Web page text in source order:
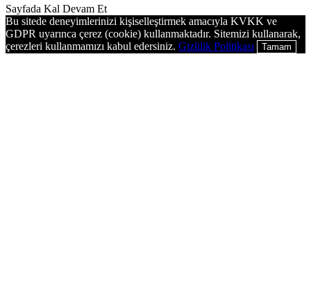
Sayfada Kal Devam Et
Bu sitede deneyimlerinizi kişiselleştirmek amacıyla KVKK ve
GDPR uyarınca çerez (cookie) kullanmaktadır. Sitemizi kullanarak,
çerezleri kullanmamızı kabul edersiniz. Gizlilik Politikası Tamam